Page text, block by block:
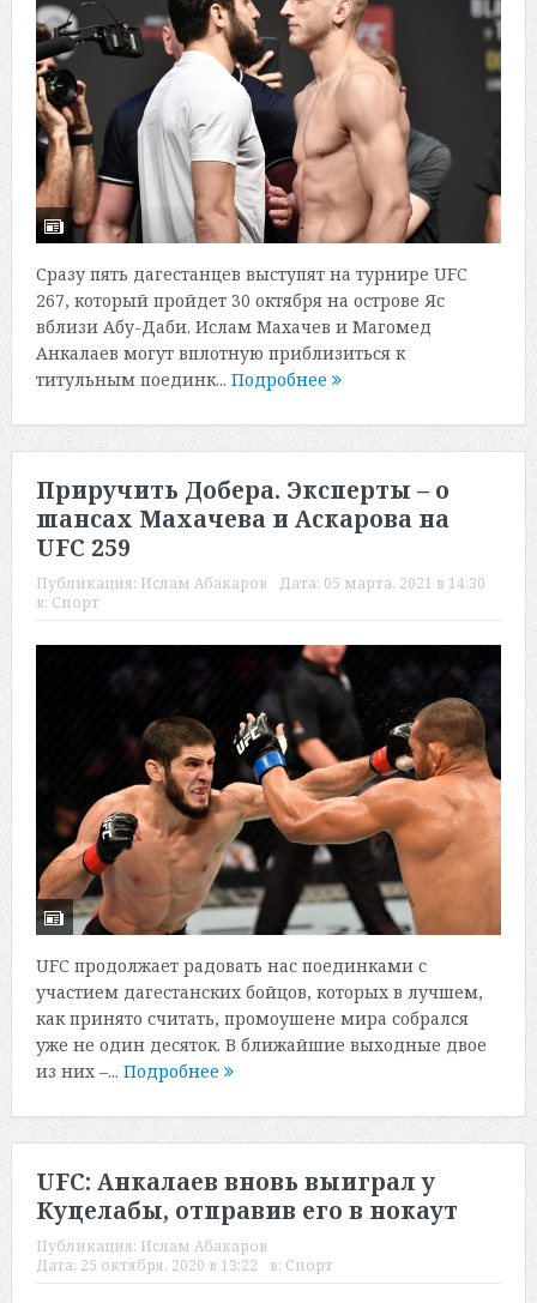
Сразу пять дагестанцев выступят на турнире UFC
267, который пройдет 30 октября на острове Яс
вблизи Абу-Даби. Ислам Махачев и Магомед
Анкалаев могут вплотную приблизиться к
титульным поединк... Подробнее
Приручить Добера. Эксперты – о
шансах Махачева и Аскарова на
UFC 259
Публикация: Ислам Абакаров Дата: 05 марта, 2021 в 14:30
в: Спорт
UFC продолжает радовать нас поединками с
участием дагестанских бойцов, которых в лучшем,
как принято считать, промоушене мира собрался
уже не один десяток. В ближайшие выходные двое
из них –... Подробнее
UFC: Анкалаев вновь выиграл у
Куцелабы, отправив его в нокаут
Публикация: Ислам Абакаров
Дата: 25 октября, 2020 в 13:22 в: Спорт